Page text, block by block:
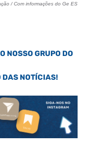
/ Com informações do Ge ES
NOSSO GRUPO DO
DAS NOTÍCIAS!